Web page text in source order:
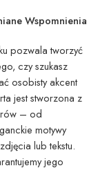
Wspomnienia
pozwala tworzyć
czy szukasz
osobisty akcent
jest stworzona z
– od
motywy
lub tekstu.
jego